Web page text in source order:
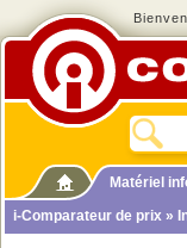
Matériel
i-Comparateur de prix »